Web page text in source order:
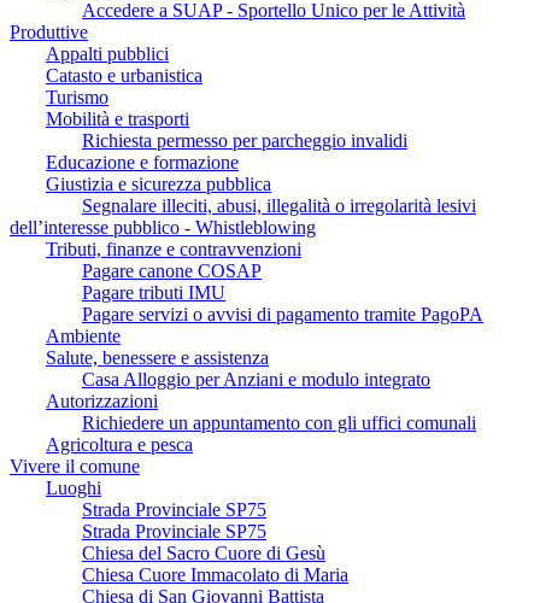
Accedere a SUAP - Sportello Unico per le Attività
Produttive
Appalti pubblici
Catasto e urbanistica
Turismo
Mobilità e trasporti
Richiesta permesso per parcheggio invalidi
Educazione e formazione
Giustizia e sicurezza pubblica
Segnalare illeciti, abusi, illegalità o irregolarità lesivi
dell’interesse pubblico - Whistleblowing
Tributi, finanze e contravvenzioni
Pagare canone COSAP
Pagare tributi IMU
Pagare servizi o avvisi di pagamento tramite PagoPA
Ambiente
Salute, benessere e assistenza
Casa Alloggio per Anziani e modulo integrato
Autorizzazioni
Richiedere un appuntamento con gli uffici comunali
Agricoltura e pesca
Vivere il comune
Luoghi
Strada Provinciale SP75
Strada Provinciale SP75
Chiesa del Sacro Cuore di Gesù
Chiesa Cuore Immacolato di Maria
Chiesa di San Giovanni Battista